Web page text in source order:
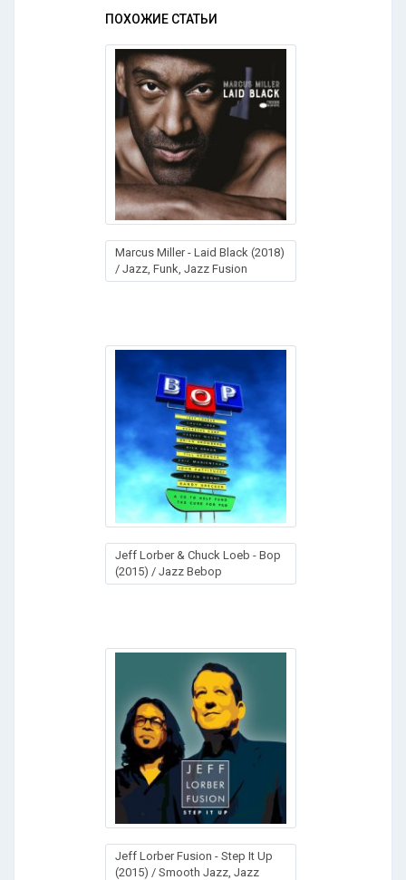
ПОХОЖИЕ СТАТЬИ
Marcus Miller - Laid Black (2018)
/ Jazz, Funk, Jazz Fusion
Jeff Lorber & Chuck Loeb - Bop
(2015) / Jazz Bebop
Jeff Lorber Fusion - Step It Up
(2015) / Smooth Jazz, Jazz